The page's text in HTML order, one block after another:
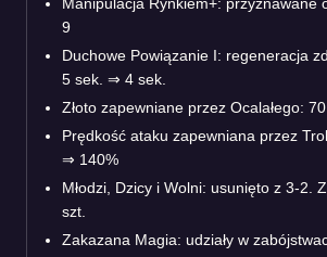
9
Duchowe Powiązanie I: regeneracja
5 sek. ⇒ 4 sek.
Złoto zapewniane przez Ocalałego:
Prędkość ataku zapewniana przez
⇒ 140%
Młodzi, Dzicy i Wolni: usunięto z 3-2.
szt.
Zakazana Magia: udziały w